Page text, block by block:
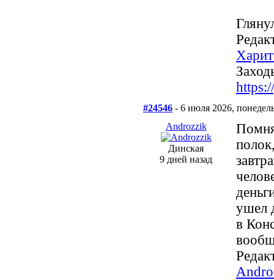
#24546 - 6 июля 2026,
Androzzik
Динская
9 дней назад
ушел
в